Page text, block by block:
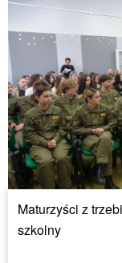
Maturzyści z
szkolny